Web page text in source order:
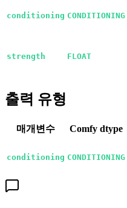
conditioning CONDITIONING
strength FLOAT
출력 유형
매개변수 Comfy dtype
conditioning CONDITIONING